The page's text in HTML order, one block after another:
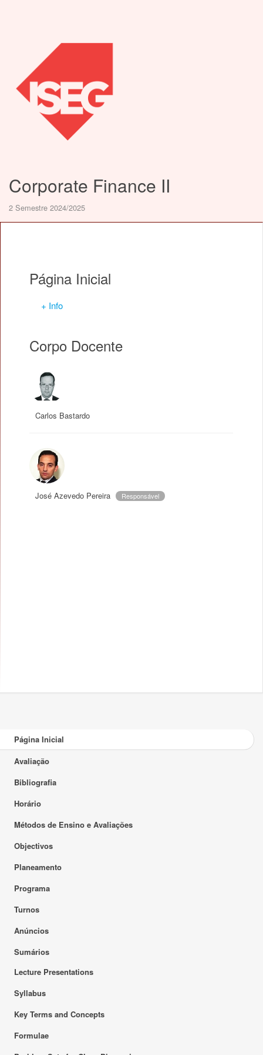
Corporate Finance II
2 Semestre 2024/2025
Página Inicial
+ Info
Corpo Docente
Carlos Bastardo
José Azevedo Pereira Responsável
Página Inicial
Avaliação
Bibliografia
Horário
Métodos de Ensino e Avaliações
Objectivos
Planeamento
Programa
Turnos
Anúncios
Sumários
Lecture Presentations
Syllabus
Key Terms and Concepts
Formulae